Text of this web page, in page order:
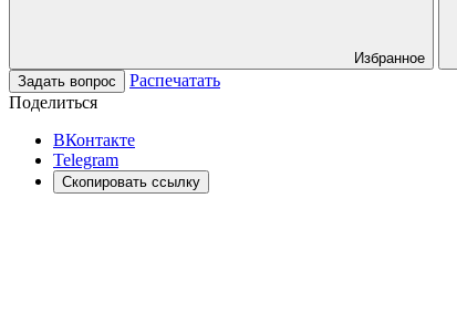
Избранное
Задать вопрос
Распечатать
Поделиться
ВКонтакте
Telegram
Скопировать ссылку